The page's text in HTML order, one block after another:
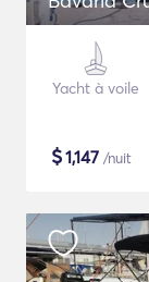
Yacht à voile
$1,147 /nuit